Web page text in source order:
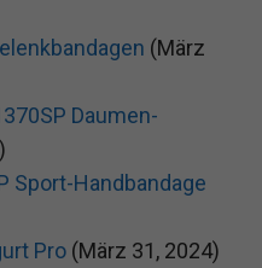
(März
Daumen-
Sport-Handbandage
Pro (März 31, 2024)